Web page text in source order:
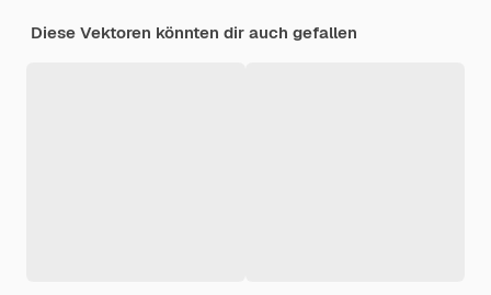
Diese Vektoren könnten dir auch gefallen